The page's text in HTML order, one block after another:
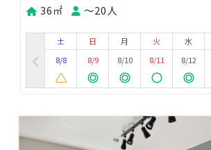
36㎡
〜20人
土
8/8
日
8/9
月
8/10
火
8/11
水
8/12